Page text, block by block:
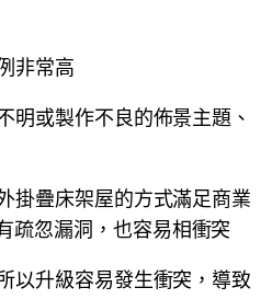
非常高
明或製作不良的佈景主題、
掛疊床架屋的方式滿足商業
疏忽漏洞，也容易相衝突
以升級容易發生衝突，導致